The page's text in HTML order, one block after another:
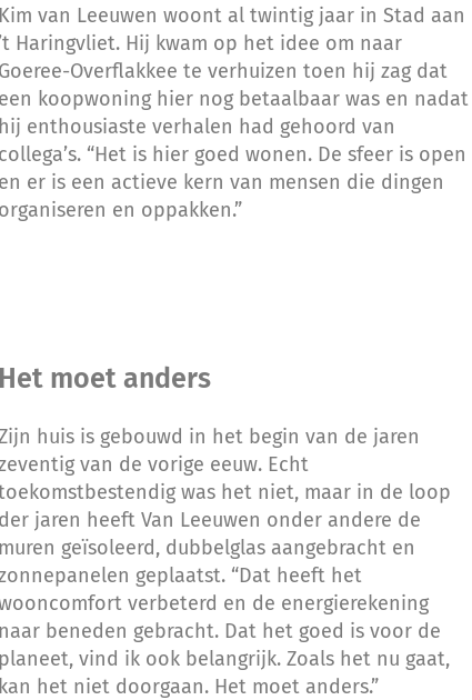
van Leeuwen woont al twintig jaar in Stad aan
Haringvliet. Hij kwam op het idee om naar
Overflakkee te verhuizen toen hij zag dat
koopwoning hier nog betaalbaar was en nadat
enthousiaste verhalen had gehoord van
“Het is hier goed wonen. De sfeer is open
er is een actieve kern van mensen die dingen
en oppakken.”
moet anders
huis is gebouwd in het begin van de jaren
van de vorige eeuw. Echt
was het niet, maar in de loop
jaren heeft Van Leeuwen onder andere de
geïsoleerd, dubbelglas aangebracht en
geplaatst. “Dat heeft het
verbeterd en de energierekening
beneden gebracht. Dat het goed is voor de
vind ik ook belangrijk. Zoals het nu gaat,
het niet doorgaan. Het moet anders.”